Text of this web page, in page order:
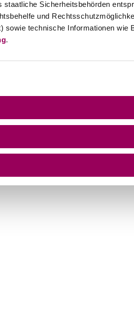
Sicherheitsbehörden
und
sowie technische Informationen
.